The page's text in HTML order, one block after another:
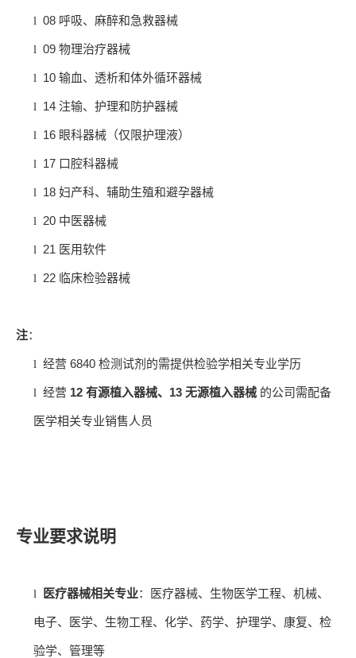
l 08 呼吸、麻醉和急救器械
l 09物理治疗器械
l 10输血、透析和体外循环器械
l 14注输、护理和防护器械
l 16 眼科器械（仅限护理液）
l 17 口腔科器械
l 18妇产科、辅助生殖和避孕器械
l 20 中医器械
l 21 医用软件
l 22 临床检验器械
注：
l 经营 6840检测试剂的需提供检验学相关专业学历
l 经营 12有源植入器械、 13无源植入器械 的公司需配备
医学相关专业销售人员
专业要求说明
l 医疗器械相关专业：医疗器械、生物医学工程、机械、
电子、医学、生物工程、化学、药学、护理学、康复、检
验学、管理等